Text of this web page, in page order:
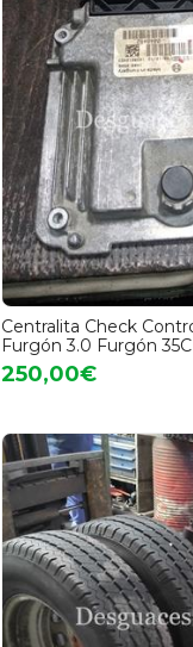
Centralita Check
Furgón 3.0 Furgón 35C
250,00€